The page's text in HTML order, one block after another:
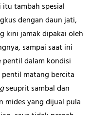
tambah spesial
dengan daun jati,
kini jamak dipakai oleh
sampai saat ini
pentil dalam kondisi
pentil matang bercita
seuprit sambal dan
mides yang dijual pula